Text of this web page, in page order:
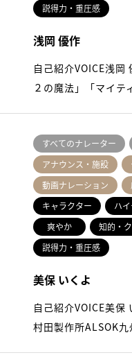
説得力・重圧感
浅岡 優作
自己紹介VOICE浅
２の魔法」「マイ
すべてのナレーター
アナウンス・施設
動画ナレーション
キャラクター
ハ
爽やか
知的・
説得力・重圧感
美保 いくよ
自己紹介VOICE美
村田製作所ALSOK